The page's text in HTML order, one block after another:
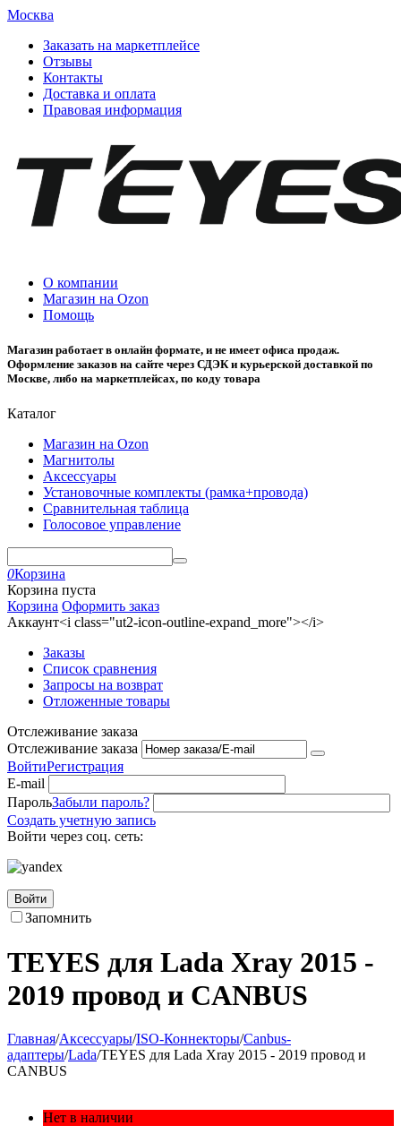
Москва
Заказать на маркетплейсе
Отзывы
Контакты
Доставка и оплата
Правовая информация
О компании
Магазин на Ozon
Помощь
Магазин работает в онлайн формате, и не имеет офиса продаж.
Оформление заказов на сайте через СДЭК и курьерской доставкой по
Москве, либо на маркетплейсах, по коду товара
Каталог
Магазин на Ozon
Магнитолы
Аксессуары
Установочные комплекты (рамка+провода)
Сравнительная таблица
Голосовое управление
0Корзина
Корзина пуста
Корзина Оформить заказ
Аккаунт<i class="ut2-icon-outline-expand_more"></i>
Заказы
Список сравнения
Запросы на возврат
Отложенные товары
Отслеживание заказа
Отслеживание заказа
ВойтиРегистрация
E-mail
ПарольЗабыли пароль?
Создать учетную запись
Войти через соц. сеть:
Войти
Запомнить
TEYES для Lada Xray 2015 -
2019 провод и CANBUS
Главная/Аксессуары/ISO-Коннекторы/Canbus-
адаптеры/Lada/TEYES для Lada Xray 2015 - 2019 провод и
CANBUS
Нет в наличии